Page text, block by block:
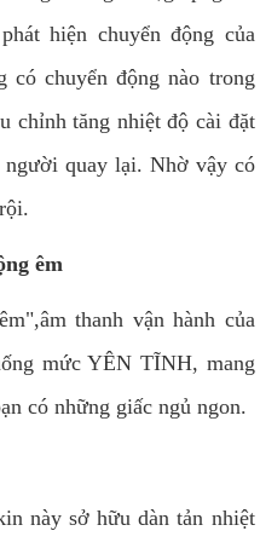
hiện chuyển động của
có chuyển động nào trong
chỉnh tăng nhiệt độ cài đặt
quay lại. Nhờ vậy có
êm
thanh vận hành của
mức YÊN TĨNH, mang
có những giấc ngủ ngon.
này sở hữu dàn tản nhiệt